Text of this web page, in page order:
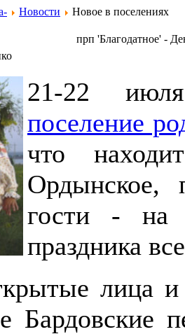
Новости Новое в поселениях
прп 'Благодатное' -
21-22
поселение
что
Ордынское,
гости - на
праздника
лица
Бардовские